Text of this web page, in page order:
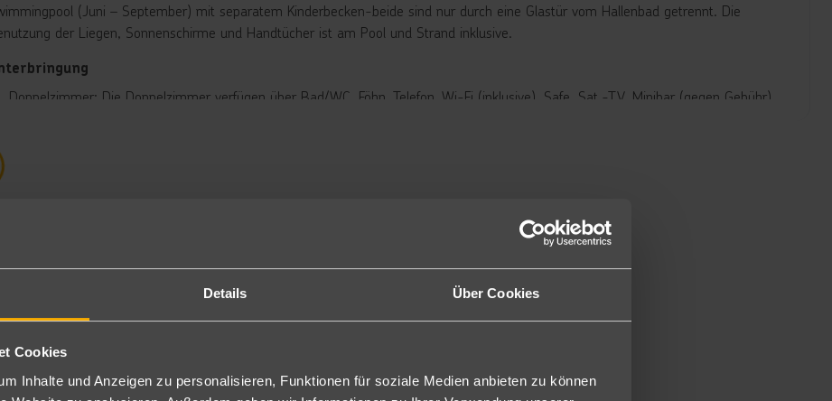
Details Über Cookies
Cookies
Inhalte und Anzeigen zu personalisieren, Funktionen für soziale Medien anbieten zu können
(Juni – September) mit separatem Kinderbecken-beide sind nur durch eine Glastür vom Hallenbad getrennt. Die
der Liegen, Sonnenschirme und Handtücher ist am Pool und Strand inklusive.
Doppelzimmer: Die Doppelzimmer verfügen über Bad/WC, Föhn, Telefon, Wi-Fi (inklusive), Safe, Sat.-TV, Minibar (gegen Gebühr),
Einzelzimmer: Doppelzimmer zur Alleinbenutzung. Seitlicher Meerblick gegen Aufpreis buchbar.
gelegen.
Standard Villa: Bei gleichen Ausstattungsmerkmalen wie die Doppelzimmer sind die Standard Villen ca. 48m² groß und verfügen
im Maisonettestil über einen Wohnraum mit Sofa sowie ein Schlafzimmer mit französischem Bett. Die meisten Zimmer verfügen
Familien Villa: Bei gleichen Ausstattungsmerkmalen wie die Doppelzimmer verfügen die Familien Villen über einen Wohnraum sowie
zwei Schlafzimmer mit Badezimmern. Die meisten Zimmer verfügen über direkten Meerblick, manche über seitlichen Meerblick.
Doppelzimmer Superior Typ A (TIVA07): Entsprechen den Doppelzimmern Superior, allerdings mit Blick auf die Altstadt (DAS).